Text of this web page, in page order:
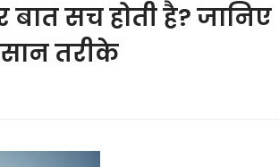
सच होती है? जानिए
तरीके